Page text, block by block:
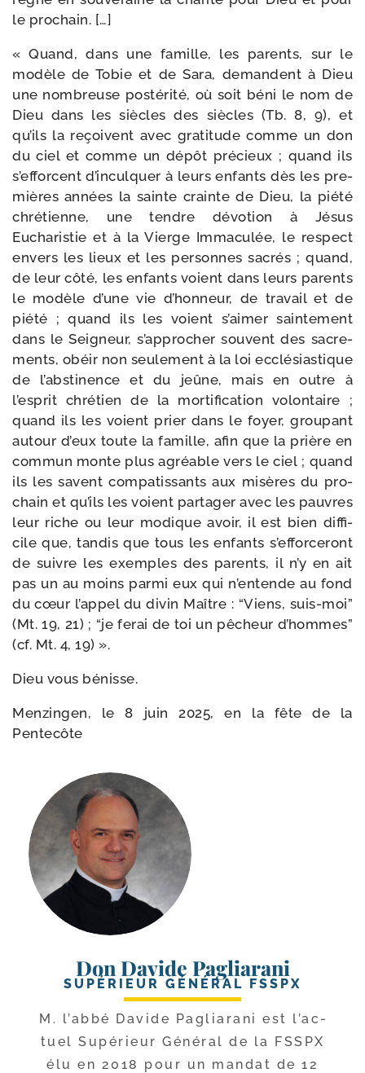
le prochain. […]
« Quand, dans une famille, les parents, sur le
modèle de Tobie et de Sara, demandent à Dieu
une nom­breuse pos­té­ri­té, où soit béni le nom de
Dieu dans les siècles des siècles (Tb. 8, 9), et
qu’ils la reçoivent avec gra­ti­tude comme un don
du ciel et comme un dépôt pré­cieux ; quand ils
s’efforcent d’inculquer à leurs enfants dès les pre­
mières années la sainte crainte de Dieu, la pié­té
chré­tienne, une tendre dévo­tion à Jésus
Eucharistie et à la Vierge Immaculée, le res­pect
envers les lieux et les per­sonnes sacrés ; quand,
de leur côté, les enfants voient dans leurs parents
le modèle d’une vie d’honneur, de tra­vail et de
pié­té ; quand ils les voient s’aimer sain­te­ment
dans le Seigneur, s’approcher sou­vent des sacre­
ments, obéir non seule­ment à la loi ecclé­sias­tique
de l’abstinence et du jeûne, mais en outre à
l’esprit chré­tien de la mor­ti­fi­ca­tion volon­taire ;
quand ils les voient prier dans le foyer, grou­pant
autour d’eux toute la famille, afin que la prière en
com­mun monte plus agréable vers le ciel ; quand
ils les savent com­pa­tis­sants aux misères du pro­
chain et qu’ils les voient par­ta­ger avec les pauvres
leur riche ou leur modique avoir, il est bien dif­fi­
cile que, tan­dis que tous les enfants s’efforceront
de suivre les exemples des parents, il n’y en ait
pas un au moins par­mi eux qui n’entende au fond
du cœur l’appel du divin Maître : “Viens, suis-​moi”
(Mt. 19, 21) ; “je ferai de toi un pêcheur d’hommes”
(cf. Mt. 4, 19) ».
Dieu vous bénisse.
Menzingen, le 8 juin 2025, en la fête de la
Pentecôte
Don Davide Pagliarani
SUPÉRIEUR GÉNÉRAL FSSPX
M. l’ab­bé Davide Pagliarani est l’ac­
tuel Supérieur Général de la FSSPX
élu en 2018 pour un man­dat de 12